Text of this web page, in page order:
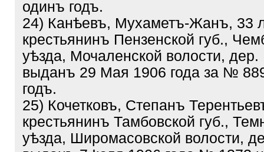
одинъ годъ.
24) Канѣевъ, Мухаметъ-Жанъ, 33
крестьянинъ Пензенской губ.,
уѣзда, Мочаленской волости, дер.
выданъ 29 Мая 1906 года за №
годъ.
25) Кочетковъ, Степанъ
крестьянинъ Тамбовской губ.,
уѣзда, Широмасовской волости,